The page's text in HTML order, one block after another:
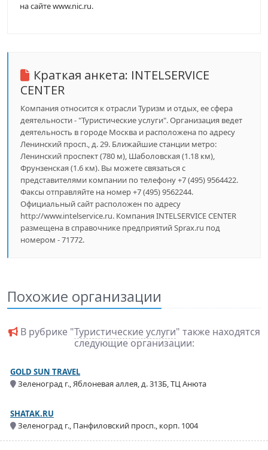
на сайте www.nic.ru.
Краткая анкета: INTELSERVICE
CENTER
Компания относится к отрасли Туризм и отдых, ее сфера
деятельности - "Туристические услуги". Организация ведет
деятельность в городе Москва и расположена по адресу
Ленинский просп., д. 29. Ближайшие станции метро:
Ленинский проспект (780 м), Шаболовская (1.18 км),
Фрунзенская (1.6 км). Вы можете связаться с
представителями компании по телефону +7 (495) 9564422.
Факсы отправляйте на номер +7 (495) 9562244.
Официальный сайт расположен по адресу
http://www.intelservice.ru. Компания INTELSERVICE CENTER
размещена в справочнике предприятий Sprax.ru под
номером - 71772.
Похожие организации
В рубрике "Туристические услуги" также находятся
следующие организации:
GOLD SUN TRAVEL
Зеленоград г., Яблоневая аллея, д. 313Б, ТЦ Анюта
SHATAK.RU
Зеленоград г., Панфиловский просп., корп. 1004